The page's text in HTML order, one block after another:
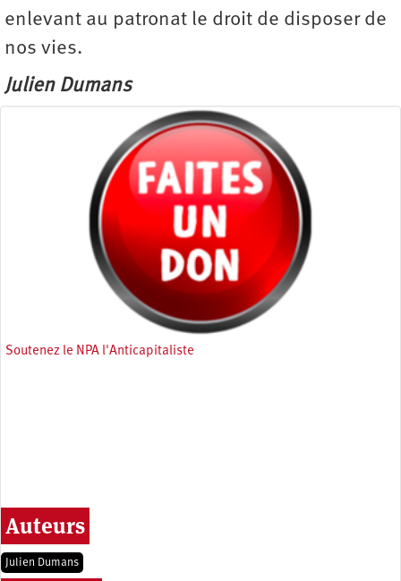
enlevant au patronat le droit de disposer de
nos vies.
Julien Dumans
Soutenez le NPA l'Anticapitaliste
Auteurs
Julien Dumans